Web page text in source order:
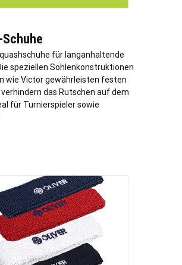
Schuhe
für langanhaltende
speziellen Sohlenkonstruktionen
wie Victor gewährleisten festen
das Rutschen auf dem
für Turnierspieler sowie